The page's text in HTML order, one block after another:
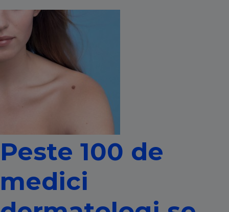
Peste 100 de
medici